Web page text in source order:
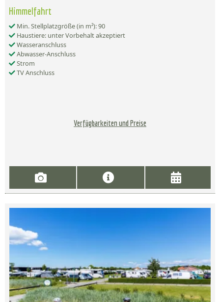
Himmelfahrt
Min. Stellplatzgröße (in m²): 90
Haustiere: unter Vorbehalt akzeptiert
Wasseranschluss
Abwasser-Anschluss
Strom
TV Anschluss
Verfügbarkeiten und Preise